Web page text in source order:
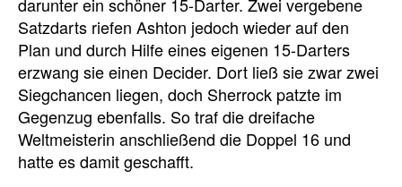
darunter ein schöner 15-Darter. Zwei vergebene
Satzdarts riefen Ashton jedoch wieder auf den
Plan und durch Hilfe eines eigenen 15-Darters
erzwang sie einen Decider. Dort ließ sie zwar zwei
Siegchancen liegen, doch Sherrock patzte im
Gegenzug ebenfalls. So traf die dreifache
Weltmeisterin anschließend die Doppel 16 und
hatte es damit geschafft.